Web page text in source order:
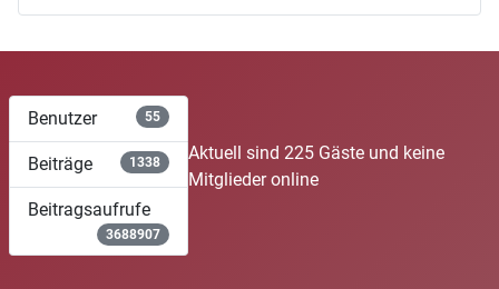
Benutzer 55
Beiträge 1338
Beitragsaufrufe
3688907
Aktuell sind 225 Gäste und keine
Mitglieder online